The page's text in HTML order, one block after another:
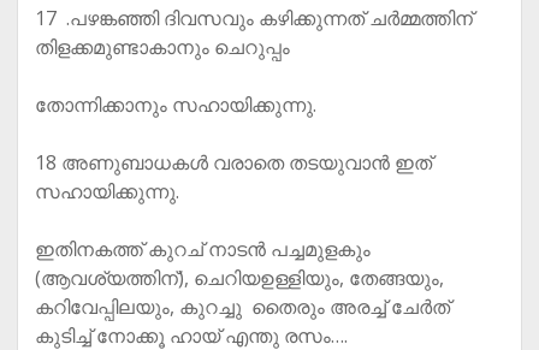
17 .പഴങ്കഞ്ഞി ദിവസവും കഴിക്കുന്നത് ചർമ്മത്തിന്
തിളക്കമുണ്ടാകാനും ചെറുപ്പം
തോന്നിക്കാനും സഹായിക്കുന്നു.
18 അണുബാധകള്‍ വരാതെ തടയുവാന്‍ ഇത്
സഹായിക്കുന്നു.
ഇതിനകത്ത് കുറച് നാടൻ പച്ചമുളകും
(ആവശ്യത്തിന്), ചെറിയഉള്ളിയും, തേങ്ങയും,
കറിവേപ്പിലയും, കുറച്ചു തൈരും അരച്ച് ചേർത്
കുടിച്ച് നോക്കൂ ഹായ് എന്തു രസം….